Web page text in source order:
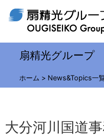
扇精光グループ
ホーム > News&Topics一
大分河川国道